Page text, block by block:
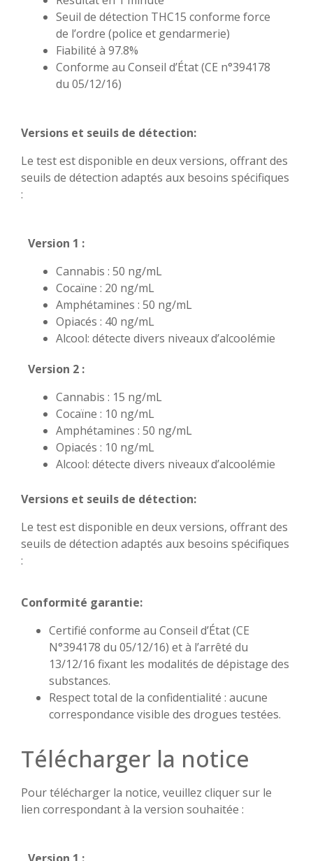
Seuil de détection THC15 conforme force
de l’ordre (police et gendarmerie)
Fiabilité à 97.8%
Conforme au Conseil d’État (CE n°394178
du 05/12/16)
Versions et seuils de détection:
Le test est disponible en deux versions, offrant des
seuils de détection adaptés aux besoins spécifiques
:
Version 1 :
Cannabis : 50 ng/mL
Cocaïne : 20 ng/mL
Amphétamines : 50 ng/mL
Opiacés : 40 ng/mL
Alcool: détecte divers niveaux d’alcoolémie
Version 2 :
Cannabis : 15 ng/mL
Cocaïne : 10 ng/mL
Amphétamines : 50 ng/mL
Opiacés : 10 ng/mL
Alcool: détecte divers niveaux d’alcoolémie
Versions et seuils de détection:
Le test est disponible en deux versions, offrant des
seuils de détection adaptés aux besoins spécifiques
:
Conformité garantie:
Certifié conforme au Conseil d’État (CE
N°394178 du 05/12/16) et à l’arrêté du
13/12/16 fixant les modalités de dépistage des
substances.
Respect total de la confidentialité : aucune
correspondance visible des drogues testées.
Télécharger la notice
Pour télécharger la notice, veuillez cliquer sur le
lien correspondant à la version souhaitée :